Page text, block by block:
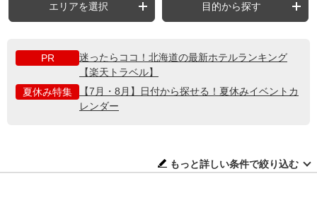
エリアを選択 目的から探す
PR
迷ったらココ！北海道の最新ホテルランキング
【楽天トラベル】
夏休み特集
【7月・8月】日付から探せる！夏休みイベントカ
レンダー
もっと詳しい条件で絞り込む